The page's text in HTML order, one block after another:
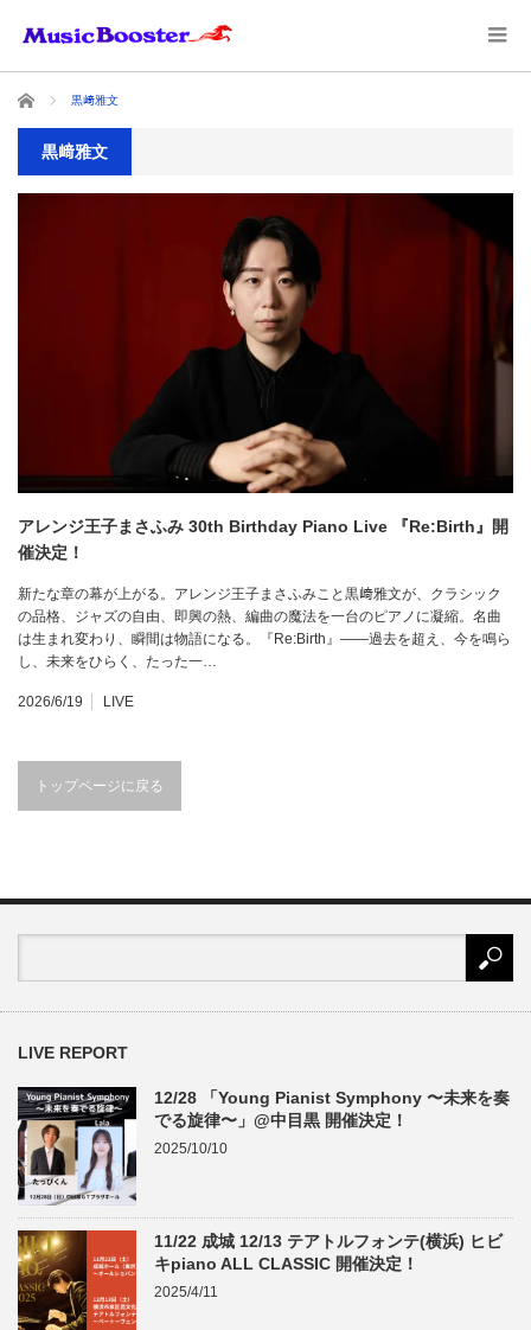
ホーム 黒﨑雅文
黒﨑雅文
アレンジ王子まさふみ 30th Birthday Piano Live 『Re:Birth』開
催決定！
新たな章の幕が上がる。アレンジ王子まさふみこと黒﨑雅文が、クラシック
の品格、ジャズの自由、即興の熱、編曲の魔法を一台のピアノに凝縮。名曲
は生まれ変わり、瞬間は物語になる。『Re:Birth』――過去を超え、今を鳴ら
し、未来をひらく、たった一…
2026/6/19 LIVE
トップページに戻る
LIVE REPORT
12/28 「Young Pianist Symphony 〜未来を奏
でる旋律〜」@中目黒 開催決定！
2025/10/10
11/22 成城 12/13 テアトルフォンテ(横浜) ヒビ
キpiano ALL CLASSIC 開催決定！
2025/4/11